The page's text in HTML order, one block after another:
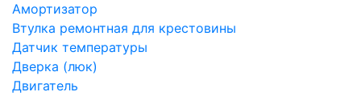
Амортизатор
Втулка ремонтная для крестовины
Датчик температуры
Дверка (люк)
Двигатель